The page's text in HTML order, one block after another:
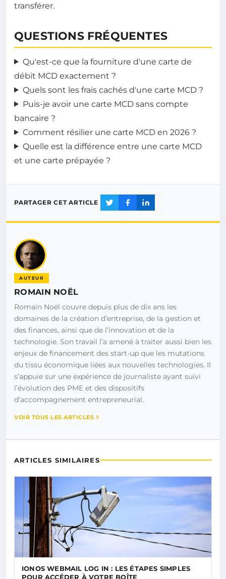
transférer.
QUESTIONS FRÉQUENTES
Qu'est-ce que la fourniture d'une carte de
débit MCD exactement ?
Quels sont les frais cachés d'une carte MCD ?
Puis-je avoir une carte MCD sans compte
bancaire ?
Comment résilier une carte MCD en 2026 ?
Quelle est la différence entre une carte MCD
et une carte prépayée ?
PARTAGER CET ARTICLE
AUTEUR
ROMAIN NOËL
Romain Noël couvre depuis plus de dix ans les
domaines de la création d’entreprise, de la gestion et
des finances, ainsi que de l’innovation et de la
technologie. Son travail l’a amené à traiter aussi bien les
enjeux de financement des start-up que les mutations
du tissu économique liées aux nouvelles technologies. Il
s’appuie sur une expérience de journaliste ayant suivi
l’évolution des PME et des dispositifs
d’accompagnement entrepreneurial.
VOIR TOUS LES ARTICLES
ARTICLES SIMILAIRES
IONOS WEBMAIL LOG IN : LES ÉTAPES SIMPLES
POUR ACCÉDER À VOTRE BOÎTE